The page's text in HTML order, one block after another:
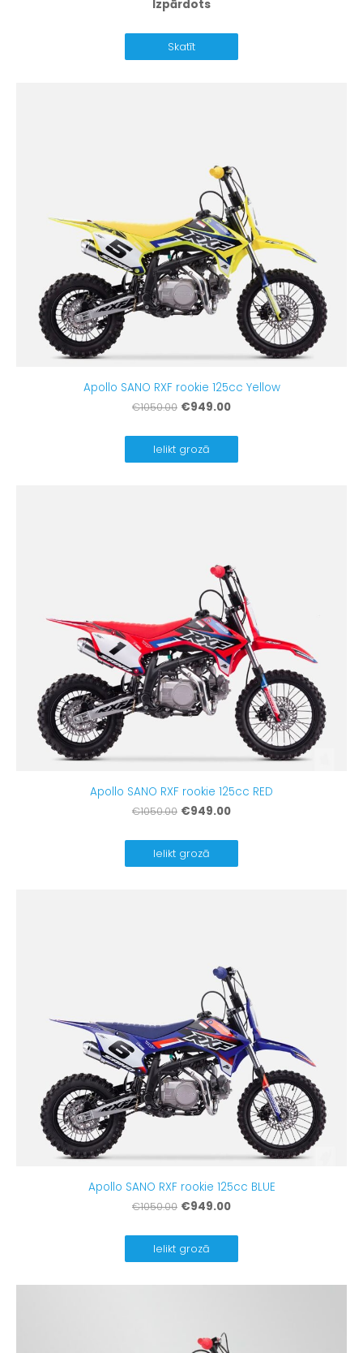
Izpārdots
Skatīt
Apollo SANO RXF rookie 125cc Yellow
€1050.00 €949.00
Ielikt grozā
Apollo SANO RXF rookie 125cc RED
€1050.00 €949.00
Ielikt grozā
Apollo SANO RXF rookie 125cc BLUE
€1050.00 €949.00
Ielikt grozā